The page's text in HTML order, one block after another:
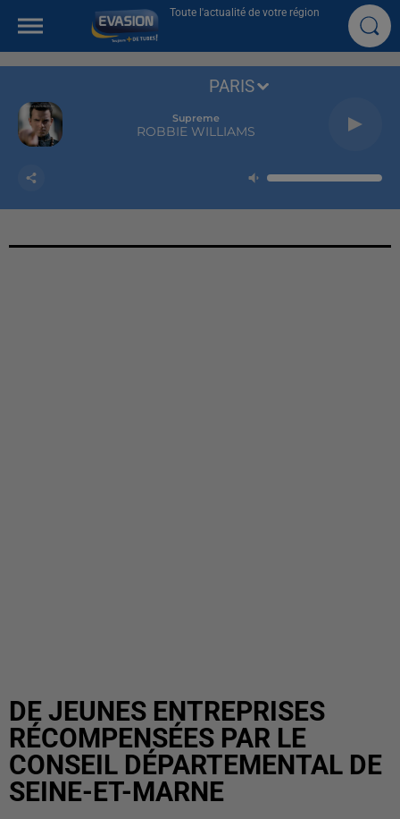
Toute l'actualité de votre région
Supreme
ROBBIE WILLIAMS
PARIS
DE JEUNES ENTREPRISES
RÉCOMPENSÉES PAR LE
CONSEIL DÉPARTEMENTAL DE
SEINE-ET-MARNE